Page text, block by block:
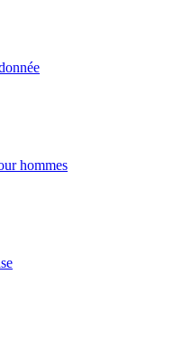
hommes